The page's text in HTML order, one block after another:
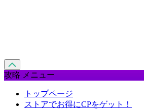
攻略 メニュー
トップページ
ストアでお得にCPをゲット！